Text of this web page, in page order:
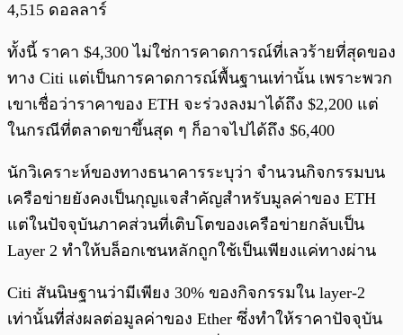
4,515 ดอลลาร์
ทั้งนี้ ราคา $4,300 ไม่ใช่การคาดการณ์ที่เลวร้ายที่สุดของ
ทาง Citi แต่เป็นการคาดการณ์พื้นฐานเท่านั้น เพราะพวก
เขาเชื่อว่าราคาของ ETH จะร่วงลงมาได้ถึง $2,200 แต่
ในกรณีที่ตลาดขาขึ้นสุด ๆ ก็อาจไปได้ถึง $6,400
นักวิเคราะห์ของทางธนาคารระบุว่า จำนวนกิจกรรมบน
เครือข่ายยังคงเป็นกุญแจสำคัญสำหรับมูลค่าของ ETH
แต่ในปัจจุบันภาคส่วนที่เติบโตของเครือข่ายกลับเป็น
Layer 2 ทำให้บล็อกเชนหลักถูกใช้เป็นเพียงแค่ทางผ่าน
Citi สันนิษฐานว่ามีเพียง 30% ของกิจกรรมใน layer-2
เท่านั้นที่ส่งผลต่อมูลค่าของ Ether ซึ่งทำให้ราคาปัจจุบัน